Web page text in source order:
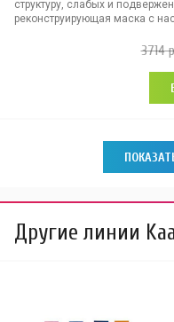
структуру, слабых и
реконструирующая маска с
3714
Другие линии